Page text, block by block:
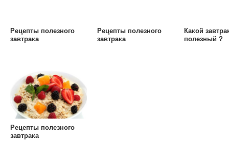
Рецепты полезного
завтрака
Рецепты полезного
завтрака
Какой
полезный ?
Рецепты полезного
завтрака